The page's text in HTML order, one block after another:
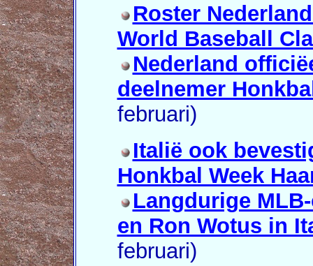
Roster
World Baseball
Nederland
deelnemer
februari)
Italië ook
Honkbal Week
Langdurige
en Ron Wotus in
februari)